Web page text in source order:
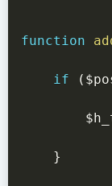
function
if (
}